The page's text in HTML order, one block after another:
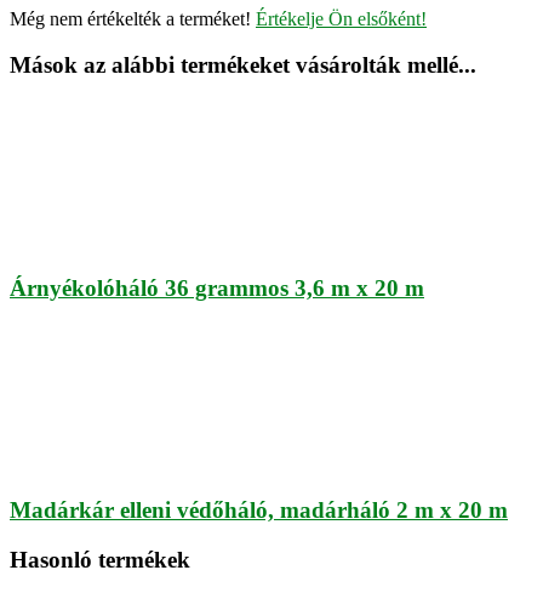
Még nem értékelték a terméket! Értékelje Ön elsőként!
Mások az alábbi termékeket vásárolták mellé...
Árnyékolóháló 36 grammos 3,6 m x 20 m
Madárkár elleni védőháló, madárháló 2 m x 20 m
Hasonló termékek